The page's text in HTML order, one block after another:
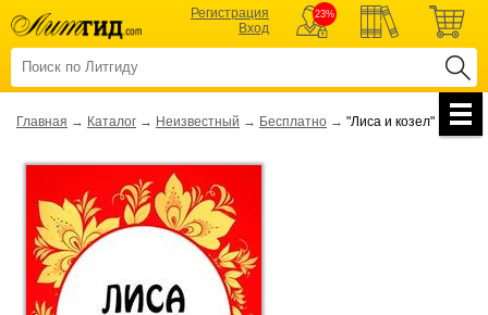
Регистрация
Вход
23%
Главная → Каталог → Неизвестный → Бесплатно → "Лиса и козел"